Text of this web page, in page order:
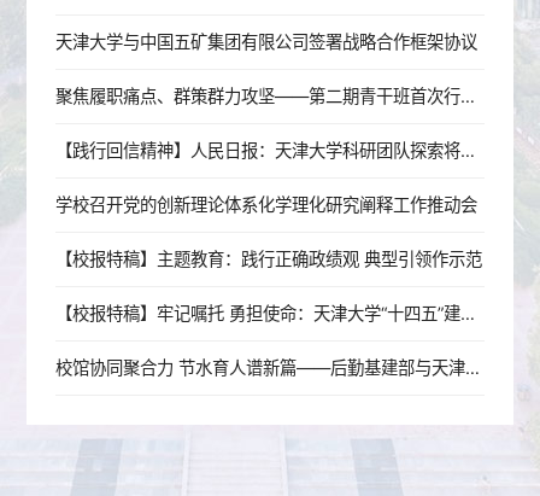
天津大学与中国五矿集团有限公司签署战略合作框架协议
聚焦履职痛点、群策群力攻坚——第二期青干班首次行动学习工作坊顺利开展
【践行回信精神】人民日报：天津大学科研团队探索将生物脑与机器结合 给机器装上会思考的“生物大脑”（为梦想奔跑）
学校召开党的创新理论体系化学理化研究阐释工作推动会
【校报特稿】主题教育：践行正确政绩观 典型引领作示范
【校报特稿】牢记嘱托 勇担使命：天津大学“十四五”建设成效回顾
校馆协同聚合力 节水育人谱新篇——后勤基建部与天津节水科技馆育人共建签约授牌